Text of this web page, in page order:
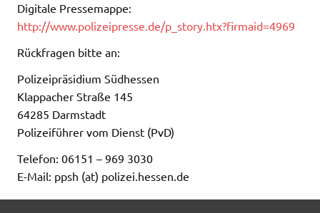
Digitale Pressemappe:
http://www.polizeipresse.de/p_story.htx?firmaid=4969
Rückfragen bitte an:
Polizeipräsidium Südhessen
Klappacher Straße 145
64285 Darmstadt
Polizeiführer vom Dienst (PvD)
Telefon: 06151 – 969 3030
E-Mail: ppsh (at) polizei.hessen.de